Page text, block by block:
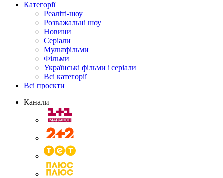
Категорії
Реаліті-шоу
Розважальні шоу
Новини
Серіали
Мультфільми
Фільми
Українські фільми і серіали
Всі категорії
Всі проєкти
Канали